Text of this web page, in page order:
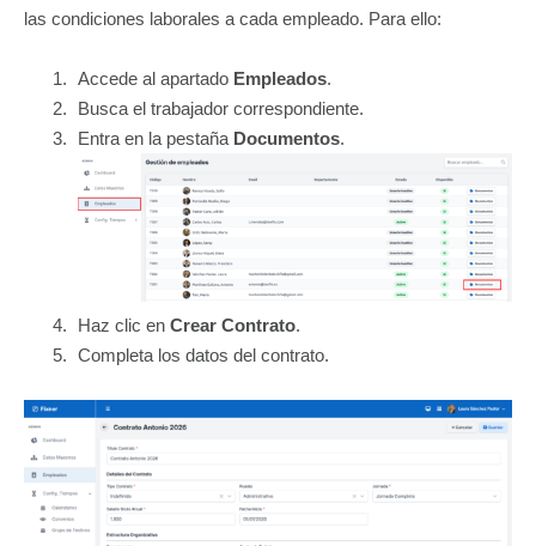
las condiciones laborales a cada empleado. Para ello:
Accede al apartado Empleados.
Busca el trabajador correspondiente.
Entra en la pestaña Documentos.
Haz clic en Crear Contrato.
Completa los datos del contrato.